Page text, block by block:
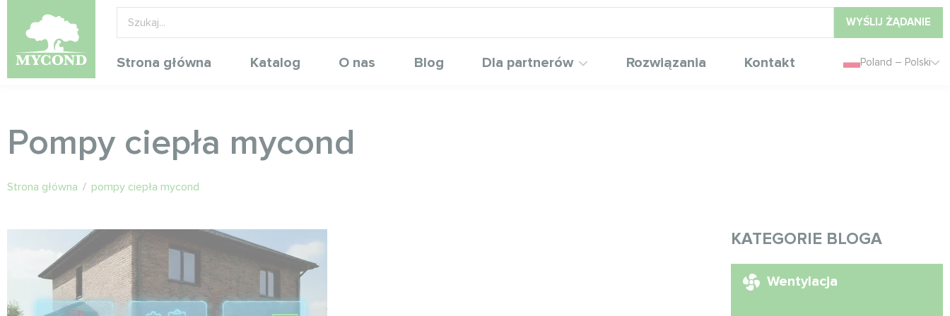
WYŚLIJ ŻĄDANIE
Strona główna Katalog O nas Blog Dla partnerów Rozwiązania Kontakt Poland – Polski
Pompy ciepła mycond
Strona główna / pompy ciepła mycond
KATEGORIE BLOGA
Wentylacja